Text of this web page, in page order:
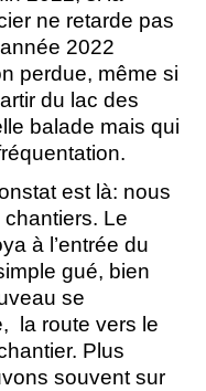
ne retarde pas
2022
perdue, même si
du lac des
balade mais qui
est là: nous
Le
à l’entrée du
gué, bien
se
la route vers le
Plus
souvent sur